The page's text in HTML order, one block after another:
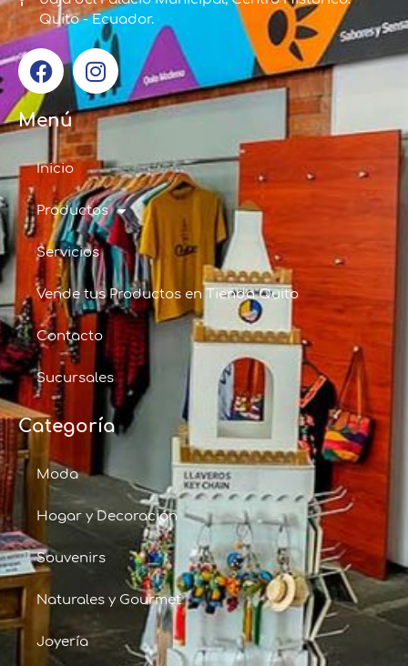
Quito - Ecuador.
Menú
Inicio
Productos
Servicios
Vende tus Productos en Tienda Quito
Contacto
Sucursales
Categoría
Moda
Hogar y Decoración
Souvenirs
Naturales y Gourmet
Joyería